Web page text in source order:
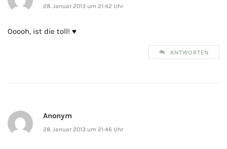
28. Januar 2013 um 21:42 Uhr
Ooooh, ist die toll! ♥
ANTWORTEN
Anonym
28. Januar 2013 um 21:46 Uhr